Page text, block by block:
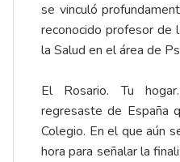
se vinculó
reconocido profesor de
la Salud en el área de
El Rosario. Tu
regresaste de España
Colegio. En el que aún
hora para señalar la